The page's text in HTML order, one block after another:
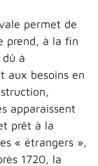
permet de
prend, à la fin
dû à
aux besoins en
apparaissent
prêt à la
« étrangers »,
1720, la